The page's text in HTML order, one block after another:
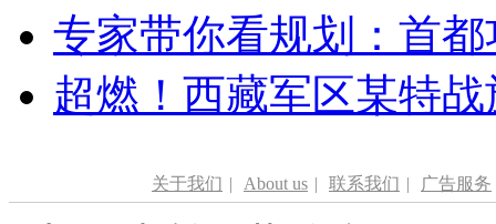
专家带你看规划：首
超燃！西藏军区某特
关于我们 | About us | 联系我们 | 广告服务